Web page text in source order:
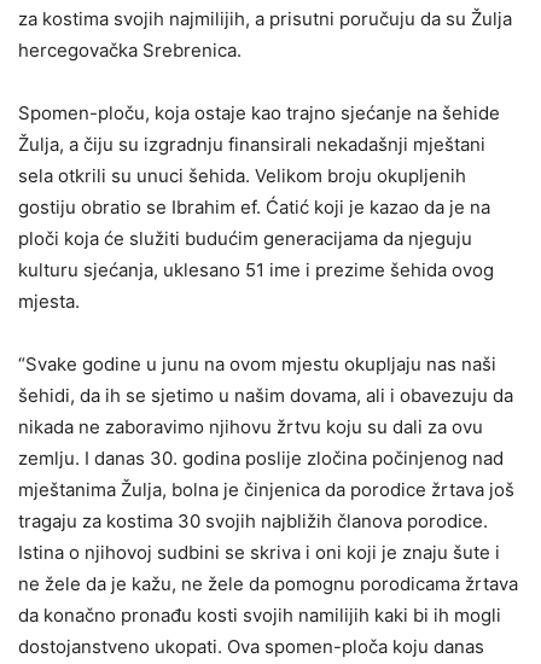
za kostima svojih najmilijih, a prisutni poručuju da su Žulja
hercegovačka Srebrenica.
Spomen-ploču, koja ostaje kao trajno sjećanje na šehide
Žulja, a čiju su izgradnju finansirali nekadašnji mještani
sela otkrili su unuci šehida. Velikom broju okupljenih
gostiju obratio se Ibrahim ef. Ćatić koji je kazao da je na
ploči koja će služiti budućim generacijama da njeguju
kulturu sjećanja, uklesano 51 ime i prezime šehida ovog
mjesta.
“Svake godine u junu na ovom mjestu okupljaju nas naši
šehidi, da ih se sjetimo u našim dovama, ali i obavezuju da
nikada ne zaboravimo njihovu žrtvu koju su dali za ovu
zemlju. I danas 30. godina poslije zločina počinjenog nad
mještanima Žulja, bolna je činjenica da porodice žrtava još
tragaju za kostima 30 svojih najbližih članova porodice.
Istina o njihovoj sudbini se skriva i oni koji je znaju šute i
ne žele da je kažu, ne žele da pomognu porodicama žrtava
da konačno pronađu kosti svojih namilijih kaki bi ih mogli
dostojanstveno ukopati. Ova spomen-ploča koju danas